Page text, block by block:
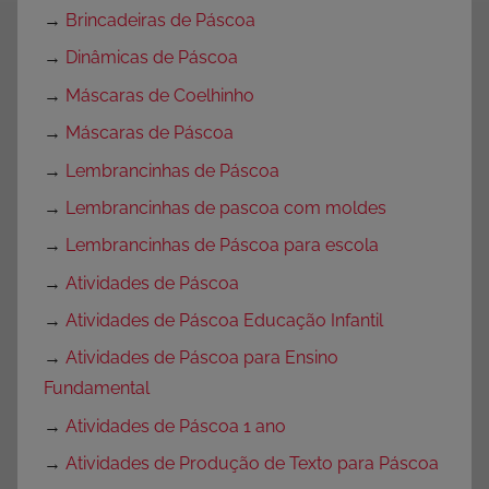
→ Brincadeiras de Páscoa
→ Dinâmicas de Páscoa
→ Máscaras de Coelhinho
→ Máscaras de Páscoa
→ Lembrancinhas de Páscoa
→ Lembrancinhas de pascoa com moldes
→ Lembrancinhas de Páscoa para escola
→ Atividades de Páscoa
→ Atividades de Páscoa Educação Infantil
→ Atividades de Páscoa para Ensino
Fundamental
→ Atividades de Páscoa 1 ano
→ Atividades de Produção de Texto para Páscoa